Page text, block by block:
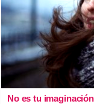
No es tu imaginación